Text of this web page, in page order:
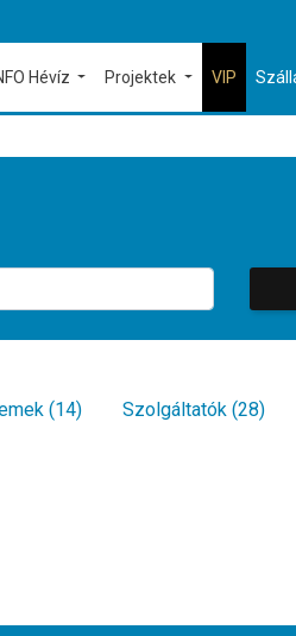
Hévíz Projektek VIP
(14) Szolgáltatók (28)